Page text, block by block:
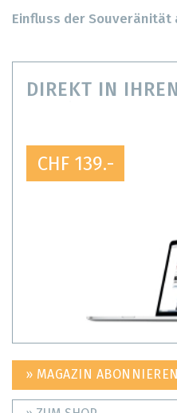
Einfluss der Souveränität
DIREKT IN
CHF 139.-
» MAGAZIN ABONNIEREN